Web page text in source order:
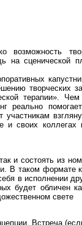
возможность
на сценической
творческих
терапии».
реально
своих коллегах
и состоять из
В таком формате
в исполнении
будет обличен
свете
Встреча